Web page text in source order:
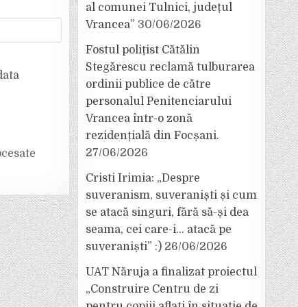
al comunei Tulnici, județul
Vrancea” 30/06/2026
Fostul polițist Cătălin
Stegărescu reclamă tulburarea
ordinii publice de către
personalul Penitenciarului
Vrancea într-o zonă
rezidențială din Focșani.
27/06/2026
Cristi Irimia: „Despre
suveranism, suveraniști și cum
se atacă singuri, fără să-și dea
seama, cei care-i… atacă pe
suveraniști” :) 26/06/2026
UAT Năruja a finalizat proiectul
„Construire Centru de zi